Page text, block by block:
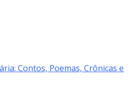
Contos, Poemas, Crônicas e